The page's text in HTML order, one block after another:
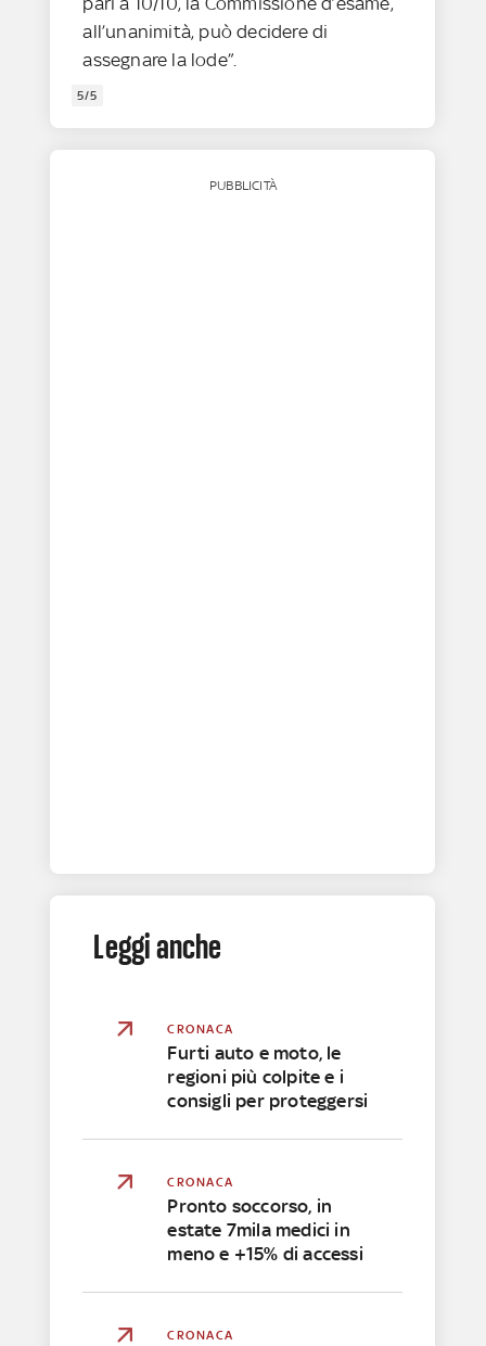
all’unanimità, può decidere di
assegnare la lode”.
5/5
PUBBLICITÀ
Leggi anche
CRONACA
Furti auto e moto, le
regioni più colpite e i
consigli per proteggersi
CRONACA
Pronto soccorso, in
estate 7mila medici in
meno e +15% di accessi
CRONACA